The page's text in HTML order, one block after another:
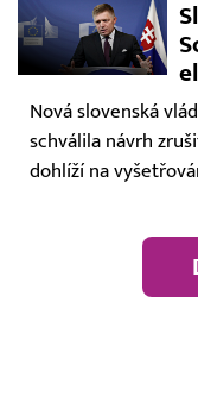
Nová slovenská
schválila návrh
dohlíží na